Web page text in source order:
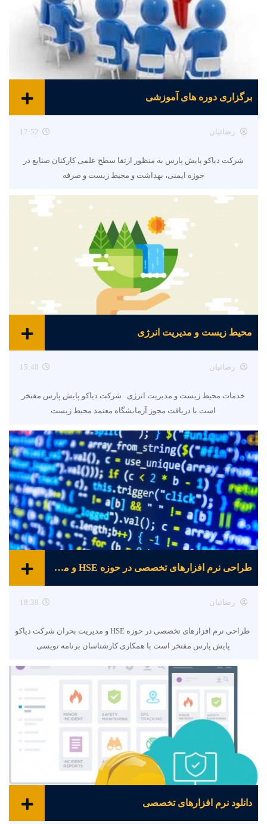
برگزاری دوره های آموزشی
رضائیان 17:52
شرکت دیاکو پایش پارس به منظور ارتقا سطح علمی کارکنان صنایع در
حوزه ایمنی، بهداشت و محیط زیست و صرفه
محیط زیست و مدیریت انرژی
رضائیان 15:48
خدمات محیط زیست و مدیریت انرژی شرکت دیاکو پایش پارس مفتخر
است با دریافت مجوز آزمایشگاه معتمد محیط زیست
طراحی نرم افزارهای تخصصی در حوزه HSE و مدیریت بحران
رضائیان 18:39
طراحی نرم افزارهای تخصصی در حوزه HSE و مدیریت بحران شرکت دیاکو
پایش پارس مفتخر است با همکاری کارشناسان برنامه نویسی
دانلود نرم افزارهای تخصصی